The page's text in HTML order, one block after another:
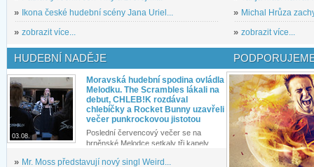
» Ikona české hudební scény Jana Uriel...
» zobrazit více...
» Michal Hrůza
» zobrazit více...
HUDEBNÍ NADĚJE
03.08.
Moravská hudební spodina ovládla
Melodku. The Scrambles lákali na
debut, CHLEB!K rozdával
chlebíčky a Rocket Bunny uzavřeli
večer punkrockovou jistotou
Poslední červencový večer se na
brněnské Melodce setkaly tři kapely...
» Mr. Moss představují nový singl Weird...